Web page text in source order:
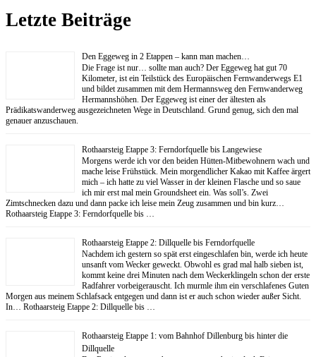
Letzte Beiträge
Den Eggeweg in 2 Etappen – kann man machen…
Die Frage ist nur… sollte man auch? Der Eggeweg hat gut 70
Kilometer, ist ein Teilstück des Europäischen Fernwanderwegs E1
und bildet zusammen mit dem Hermannsweg den Fernwanderweg
Hermannshöhen. Der Eggeweg ist einer der ältesten als
Prädikatswanderweg ausgezeichneten Wege in Deutschland. Grund genug, sich den mal
genauer anzuschauen.
Rothaarsteig Etappe 3: Ferndorfquelle bis Langewiese
Morgens werde ich vor den beiden Hütten-Mitbewohnern wach und
mache leise Frühstück. Mein morgendlicher Kakao mit Kaffee ärgert
mich – ich hatte zu viel Wasser in der kleinen Flasche und so saue
ich mir erst mal mein Groundsheet ein. Was soll’s. Zwei
Zimtschnecken dazu und dann packe ich leise mein Zeug zusammen und bin kurz…
Rothaarsteig Etappe 3: Ferndorfquelle bis …
Rothaarsteig Etappe 2: Dillquelle bis Ferndorfquelle
Nachdem ich gestern so spät erst eingeschlafen bin, werde ich heute
unsanft vom Wecker geweckt. Obwohl es grad mal halb sieben ist,
kommt keine drei Minuten nach dem Weckerklingeln schon der erste
Radfahrer vorbeigerauscht. Ich murmle ihm ein verschlafenes Guten
Morgen aus meinem Schlafsack entgegen und dann ist er auch schon wieder außer Sicht.
In… Rothaarsteig Etappe 2: Dillquelle bis …
Rothaarsteig Etappe 1: vom Bahnhof Dillenburg bis hinter die
Dillquelle